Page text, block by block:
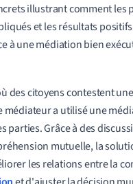
illustrant comment les
et les résultats
à une médiation bien
des citoyens contestent
médiateur a utilisé une
parties. Grâce à des
mutuelle, la
les relations entre la